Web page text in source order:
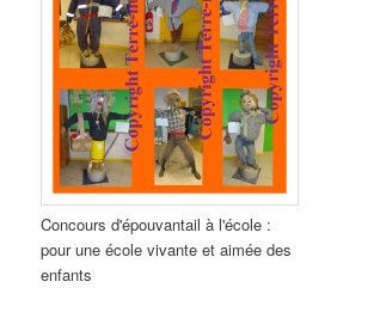
Concours d'épouvantail à l'école :
pour une école vivante et aimée des
enfants